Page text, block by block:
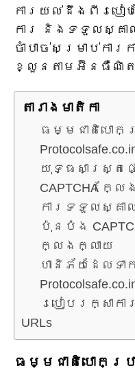
ការយល់ដឹងពីរបៀប
ការ និងទទួលស្គា
ចាំបាច់សម្រាប់កា
ខ្លួនតាមអ៊ីនធឺណិ
តារាង​មាតិកា
ធម្មជាតិបោកប្
យុទ្ធសាស្ត្រផ្
CAPTCHA ក្ល
ការទទួលស្គាល់
ប៉ុនប៉ង
ក្លែងក្លាយ
ហានិភ័យដែលទ
របៀបរក្សាកា
URLs
ធម្មជាតិបោកប្រា